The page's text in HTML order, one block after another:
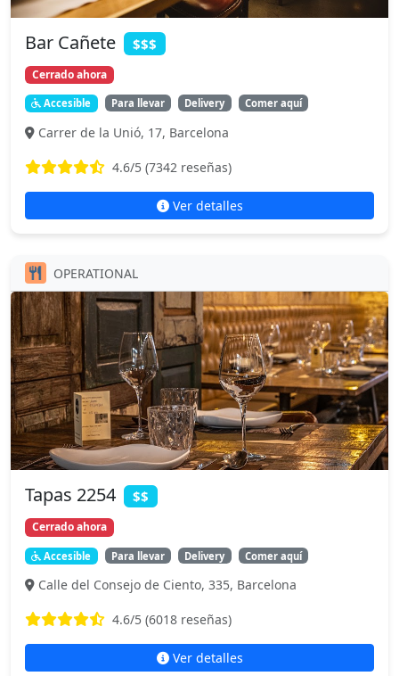
Bar Cañete $$$
Cerrado ahora
Accesible Para llevar Delivery Comer aquí
Carrer de la Unió, 17, Barcelona
4.6/5 (7342 reseñas)
Ver detalles
OPERATIONAL
Tapas 2254 $$
Cerrado ahora
Accesible Para llevar Delivery Comer aquí
Calle del Consejo de Ciento, 335, Barcelona
4.6/5 (6018 reseñas)
Ver detalles